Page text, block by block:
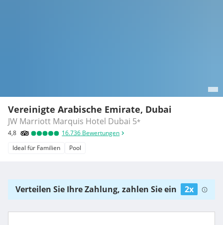
Vereinigte Arabische Emirate, Dubai
JW Marriott Marquis Hotel Dubai 5*
4,8 16.736 Bewertungen
Ideal für Familien
Pool
Verteilen Sie Ihre Zahlung, zahlen Sie ein 2x